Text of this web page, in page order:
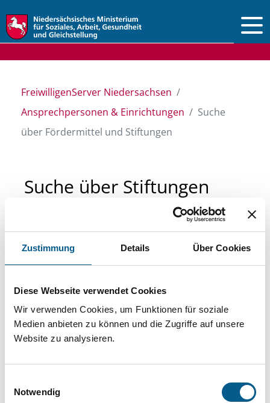
Zustimmung Details Über Cookies
Diese Webseite verwendet Cookies
Wir verwenden Cookies, um Funktionen für soziale
Medien anbieten zu können und die Zugriffe auf unsere
Website zu analysieren.
Notwendig
FreiwilligenServer Niedersachsen
Ansprechpersonen & Einrichtungen
Suche
über Fördermittel und Stiftungen
Suche über Stiftungen
Sie suchen finanzielle Unterstützung für ein
direkt über unsere Fördermitteldatenbank und
Stiftungsdatenbank recherchieren. Bei der
Suche bitte die Groß- und Kleinschreibung
Bitte Suchbegriff eingeben. Ergebnisse